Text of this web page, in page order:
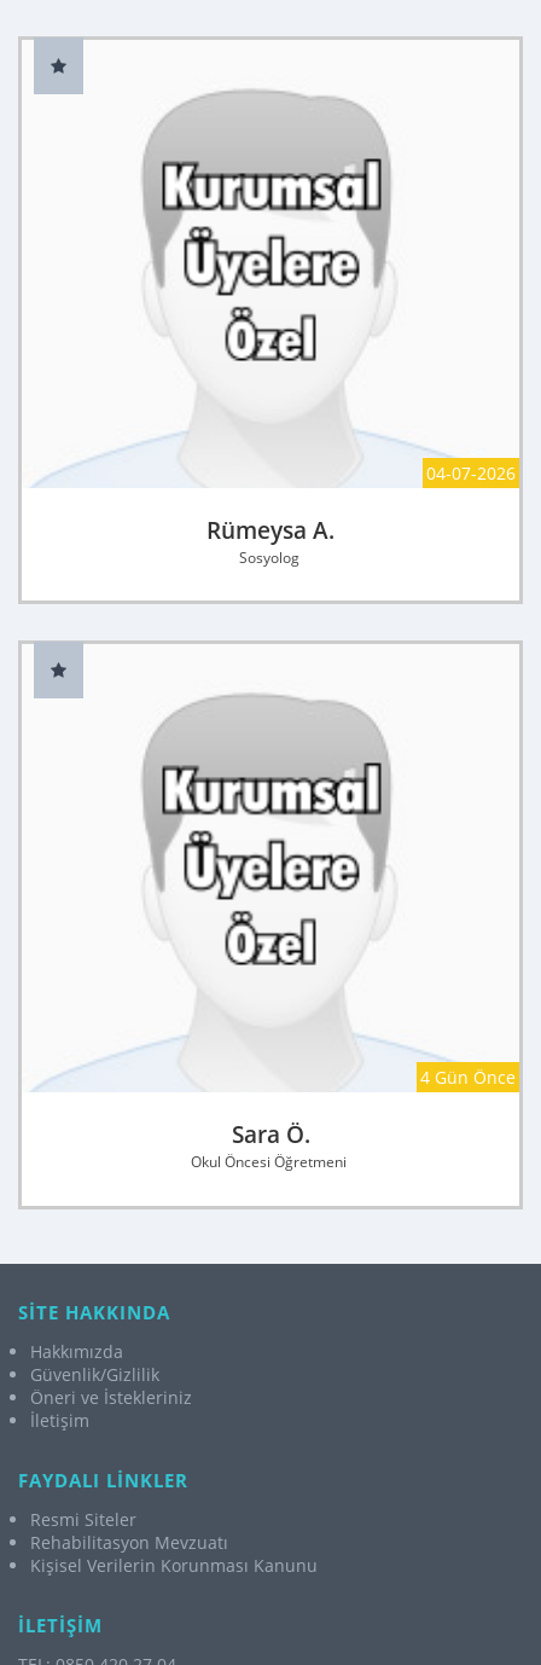
04-07-2026
Rümeysa A.
Sosyolog
4 Gün Önce
Sara Ö.
Okul Öncesi Öğretmeni
SİTE HAKKINDA
Hakkımızda
Güvenlik/Gizlilik
Öneri ve İstekleriniz
İletişim
FAYDALI LİNKLER
Resmi Siteler
Rehabilitasyon Mevzuatı
Kişisel Verilerin Korunması Kanunu
İLETİŞİM